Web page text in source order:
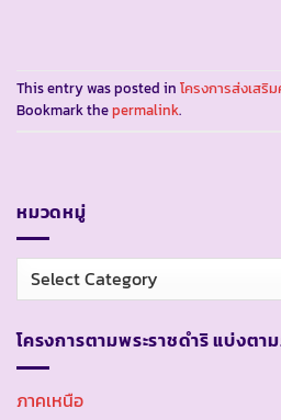
This entry was posted in โครงการส่งเสริ
Bookmark thepermalink.
หมวดหมู่
หมวด
หมู่
โครงการตามพระราชดำริ แบ่งตา
ภาคเหนือ